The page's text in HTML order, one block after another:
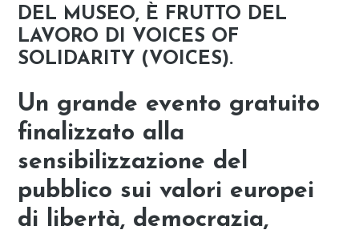
DEL MUSEO, È FRUTTO DEL
LAVORO DI VOICES OF
SOLIDARITY (VOICES).
Un grande evento gratuito
finalizzato alla
sensibilizzazione del
pubblico suivalori europei
di libertà, democrazia,